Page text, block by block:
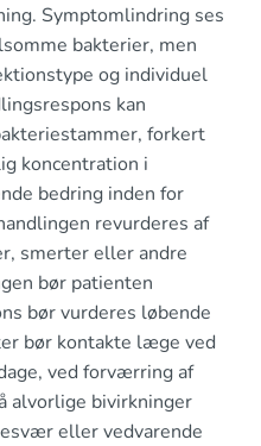
Symptomlindring ses
bakterier, men
og individuel
kan
forkert
koncentration i
bedring inden for
revurderes af
smerter eller andre
bør patienten
bør vurderes løbende
bør kontakte læge ved
ved forværring af
alvorlige bivirkninger
eller vedvarende